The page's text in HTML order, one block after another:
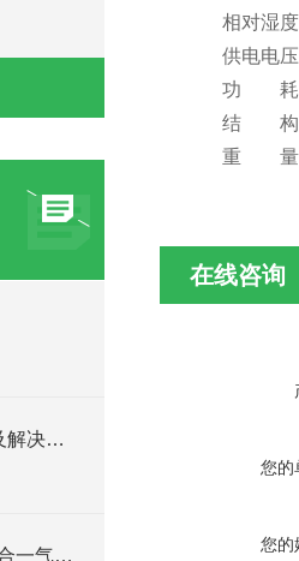
拉力试验机常出3种问题及解决方法
切记！定期维护手持式四合一气体检测仪才能提升整体工作效率
相对湿度
供电电压
功 耗：
结 构：
重 量：
在线咨询
您的
您的